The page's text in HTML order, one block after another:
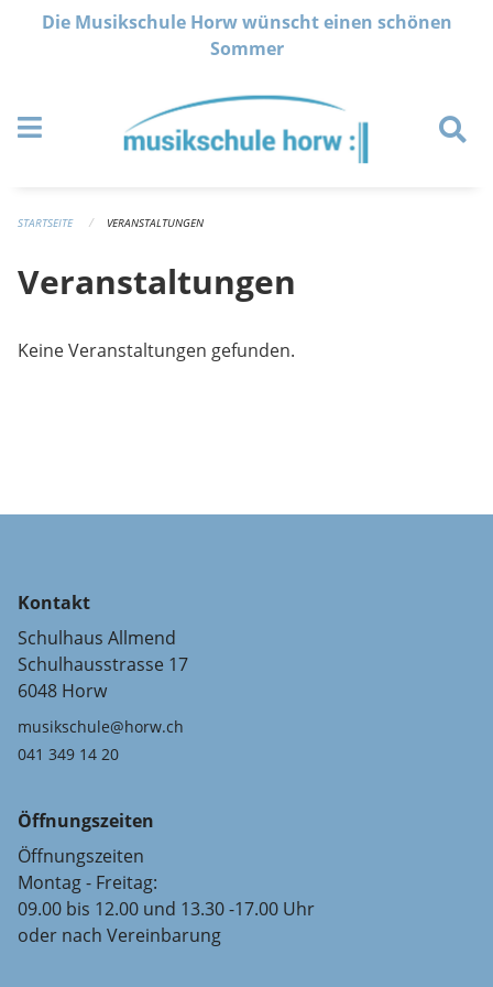
Navigation überspringen
Die Musikschule Horw wünscht einen schönen
Sommer
STARTSEITE VERANSTALTUNGEN
Veranstaltungen
Keine Veranstaltungen gefunden.
Kontakt
Schulhaus Allmend
Schulhausstrasse 17
6048 Horw
musikschule@horw.ch
041 349 14 20
Öffnungszeiten
Öffnungszeiten
Montag - Freitag:
09.00 bis 12.00 und 13.30 -17.00 Uhr
oder nach Vereinbarung